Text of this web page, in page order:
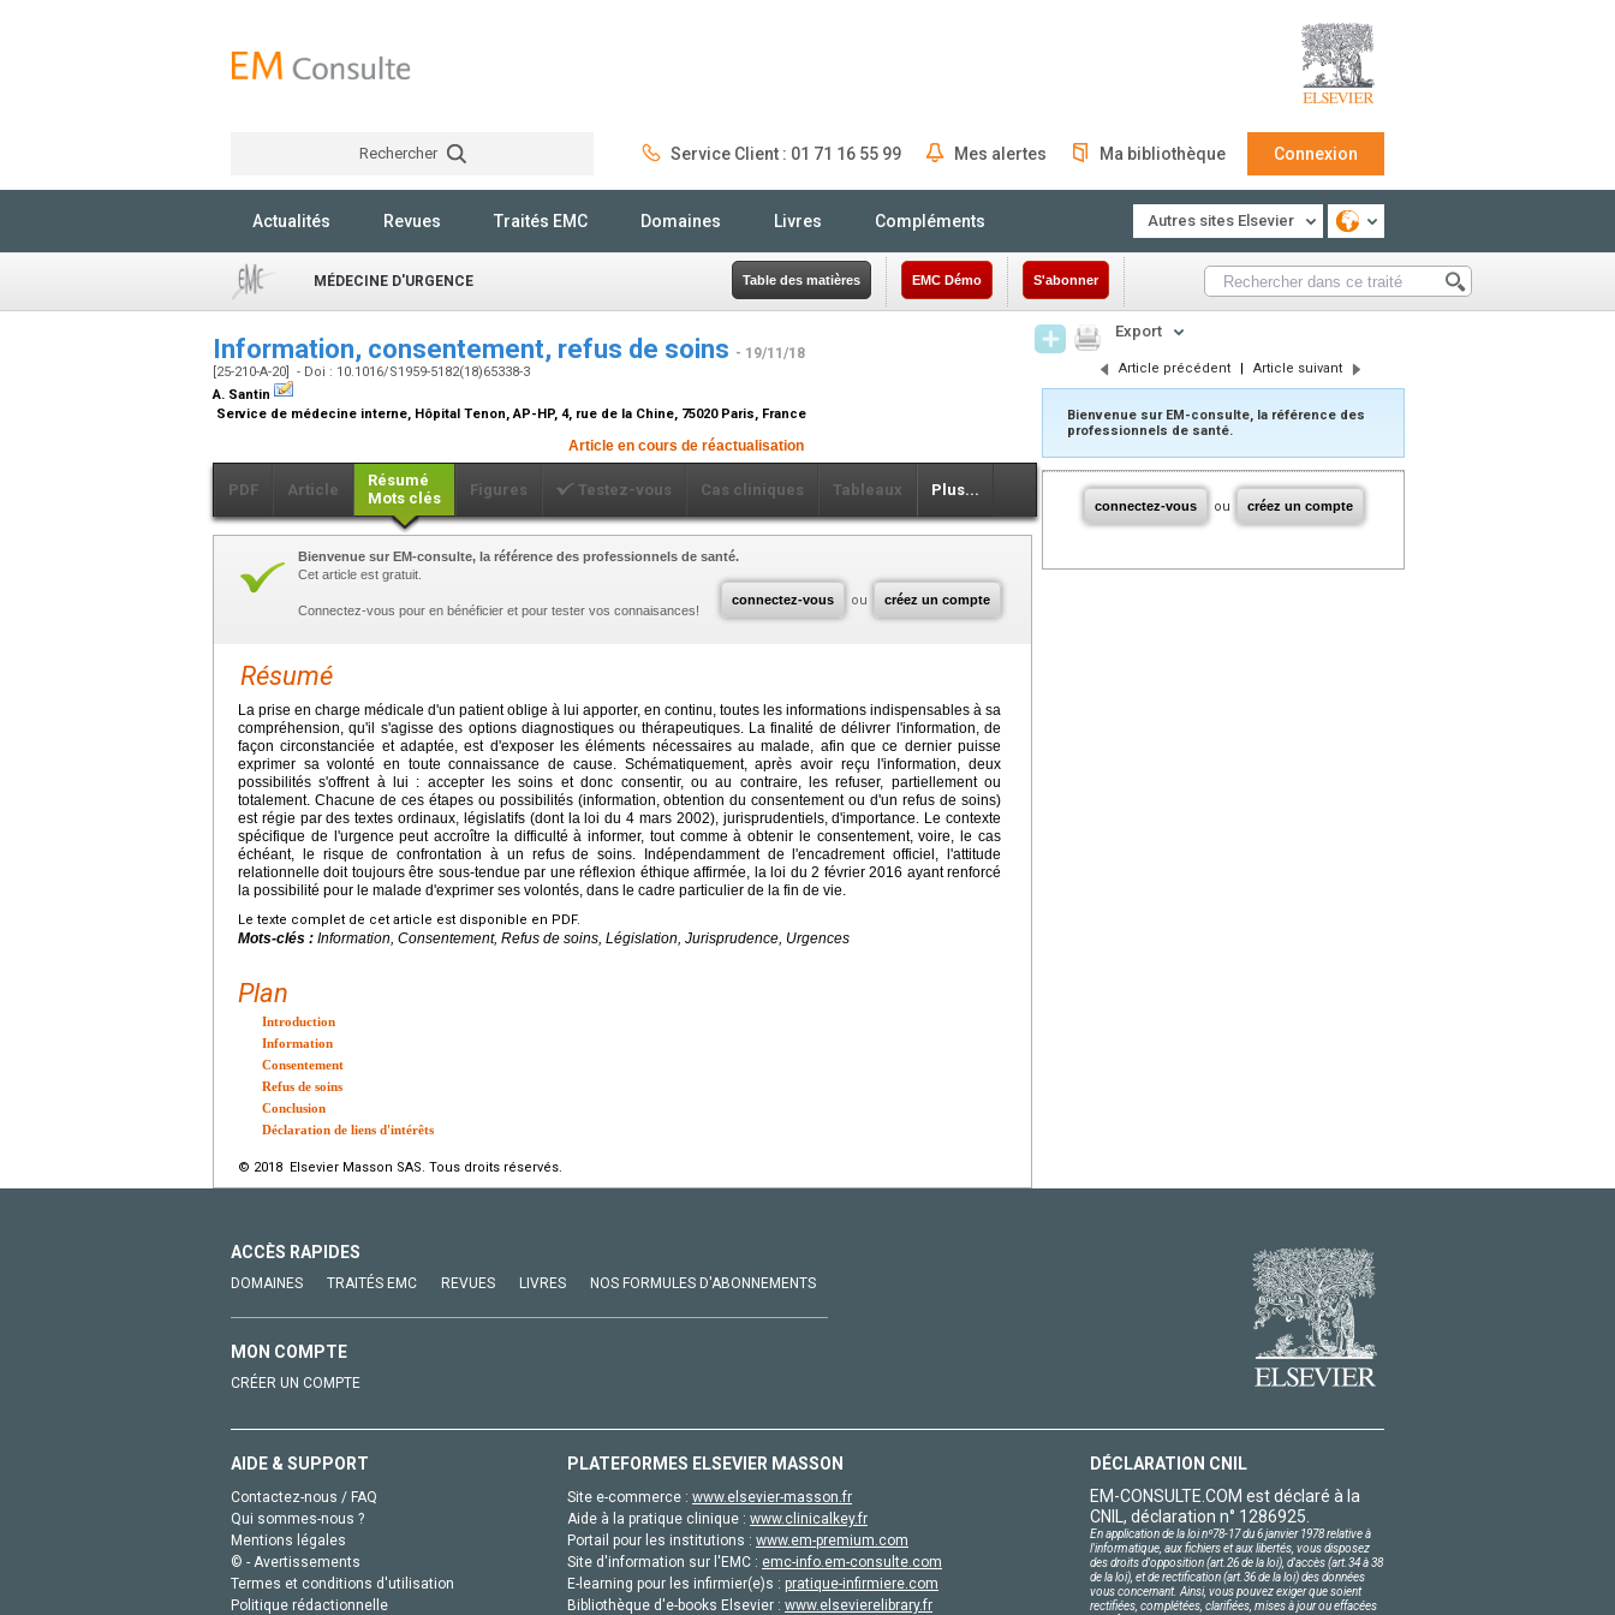
Rechercher Service Client : 01 71 16 55 99 Mes alertes Ma bibliothèque Connexion
Actualités Revues Traités EMC Domaines Livres Compléments Autres sites Elsevier
MÉDECINE D'URGENCE Table des matières EMC Démo S'abonner
Information, consentement, refus de soins - 19/11/18
[25-210-A-20] - Doi : 10.1016/S1959-5182(18)65338-3
A. Santin
Service de médecine interne, Hôpital Tenon, AP-HP, 4, rue de la Chine, 75020 Paris, France
Article en cours de réactualisation
PDF Article
Résumé
Mots clés
Figures Testez-vous Cas cliniques Tableaux Plus...
connectez-vous ou créez un compte
Bienvenue sur EM-consulte, la référence des professionnels de santé.
Cet article est gratuit.
Connectez-vous pour en bénéficier et pour tester vos connaisances!
Résumé
La prise en charge médicale d'un patient oblige à lui apporter, en continu, toutes les informations indispensables à sa
compréhension, qu'il s'agisse des options diagnostiques ou thérapeutiques. La finalité de délivrer l'information, de
façon circonstanciée et adaptée, est d'exposer les éléments nécessaires au malade, afin que ce dernier puisse
exprimer sa volonté en toute connaissance de cause. Schématiquement, après avoir reçu l'information, deux
possibilités s'offrent à lui : accepter les soins et donc consentir, ou au contraire, les refuser, partiellement ou
totalement. Chacune de ces étapes ou possibilités (information, obtention du consentement ou d'un refus de soins)
est régie par des textes ordinaux, législatifs (dont la loi du 4 mars 2002), jurisprudentiels, d'importance. Le contexte
spécifique de l'urgence peut accroître la difficulté à informer, tout comme à obtenir le consentement, voire, le cas
échéant, le risque de confrontation à un refus de soins. Indépendamment de l'encadrement officiel, l'attitude
relationnelle doit toujours être sous-tendue par une réflexion éthique affirmée, la loi du 2 février 2016 ayant renforcé
la possibilité pour le malade d'exprimer ses volontés, dans le cadre particulier de la fin de vie.
Le texte complet de cet article est disponible en PDF.
Mots-clés : Information, Consentement, Refus de soins, Législation, Jurisprudence, Urgences
Plan
Introduction
Information
Consentement
Refus de soins
Conclusion
Déclaration de liens d'intérêts
© 2018 Elsevier Masson SAS. Tous droits réservés.
Export
Article précédent | Article suivant
Bienvenue sur EM-consulte, la référence des
professionnels de santé.
connectez-vous ou créez un compte
ACCÈS RAPIDES
DOMAINES TRAITÉS EMC REVUES LIVRES NOS FORMULES D'ABONNEMENTS
MON COMPTE
CRÉER UN COMPTE
AIDE & SUPPORT
Contactez-nous / FAQ
Qui sommes-nous ?
Mentions légales
© - Avertissements
Termes et conditions d'utilisation
Politique rédactionnelle
PLATEFORMES ELSEVIER MASSON
Site e-commerce : www.elsevier-masson.fr
Aide à la pratique clinique : www.clinicalkey.fr
Portail pour les institutions : www.em-premium.com
Site d'information sur l'EMC : emc-info.em-consulte.com
E-learning pour les infirmier(e)s : pratique-infirmiere.com
Bibliothèque d'e-books Elsevier : www.elsevierelibrary.fr
DÉCLARATION CNIL
EM-CONSULTE.COM est déclaré à la
CNIL, déclaration n° 1286925.
En application de la loi nº78-17 du 6 janvier 1978 relative à
l'informatique, aux fichiers et aux libertés, vous disposez
des droits d'opposition (art.26 de la loi), d'accès (art.34 à 38
de la loi), et de rectification (art.36 de la loi) des données
vous concernant. Ainsi, vous pouvez exiger que soient
rectifiées, complétées, clarifiées, mises à jour ou effacées